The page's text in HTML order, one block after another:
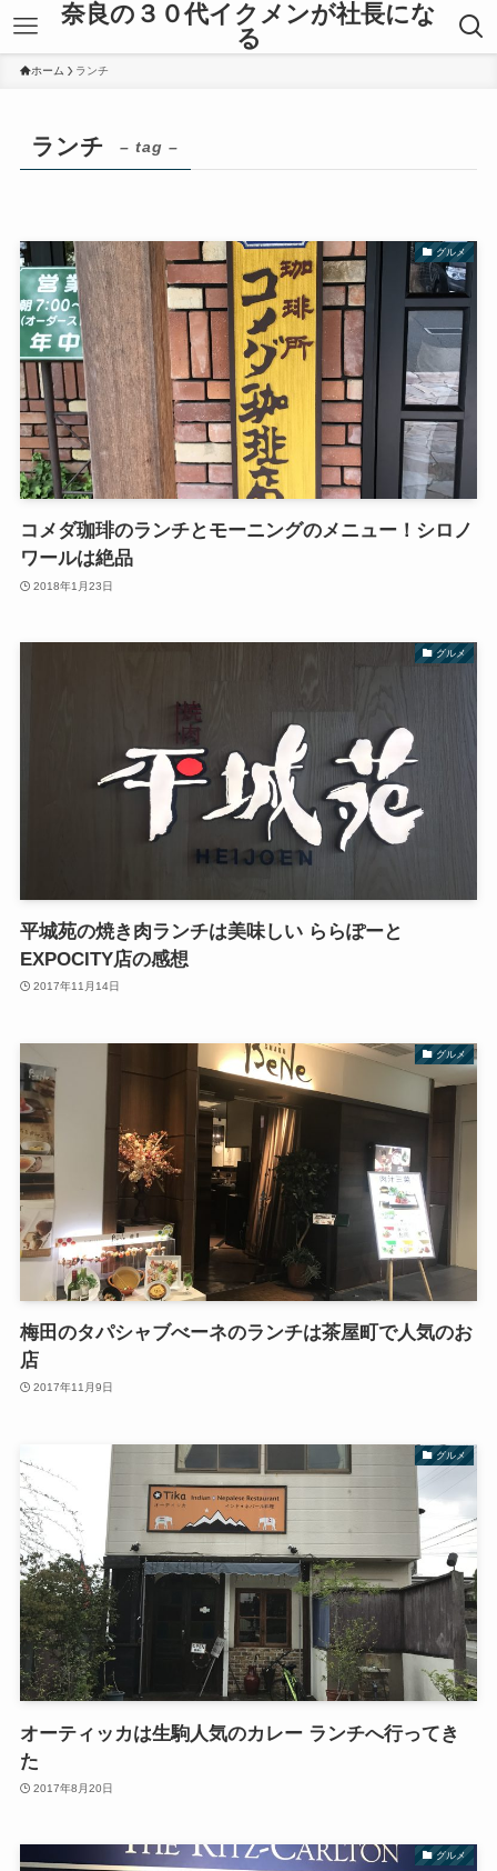
奈良の３０代イクメンが社長にな
る
ホーム ランチ
ランチ – tag –
グルメ
コメダ珈琲のランチとモーニングのメニュー！シロノ
ワールは絶品
2018年1月23日
グルメ
平城苑の焼き肉ランチは美味しい ららぽーと
EXPOCITY店の感想
2017年11月14日
グルメ
梅田のタパシャブべーネのランチは茶屋町で人気のお
店
2017年11月9日
グルメ
オーティッカは生駒人気のカレー ランチへ行ってき
た
2017年8月20日
グルメ